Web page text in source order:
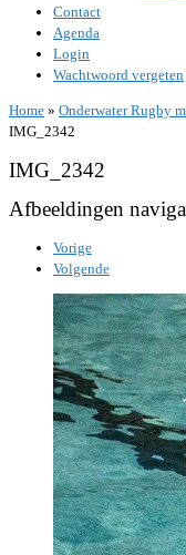
Contact
Agenda
Login
Wachtwoord vergeten
Home » Onderwater Rugby
IMG_2342
IMG_2342
Afbeeldingen
Vorige
Volgende